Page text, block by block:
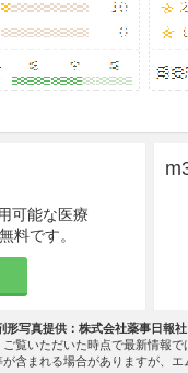
断される場合にのみ
酸素への曝露実験で
児，新生児
最小限に止めること
（60〜80Torr）
を必要最小限に止め
可能な医療
料です。
形写真提供：株式会社薬事日報社
覧いただいた時点で最新情報
含まれる場合がありますが、